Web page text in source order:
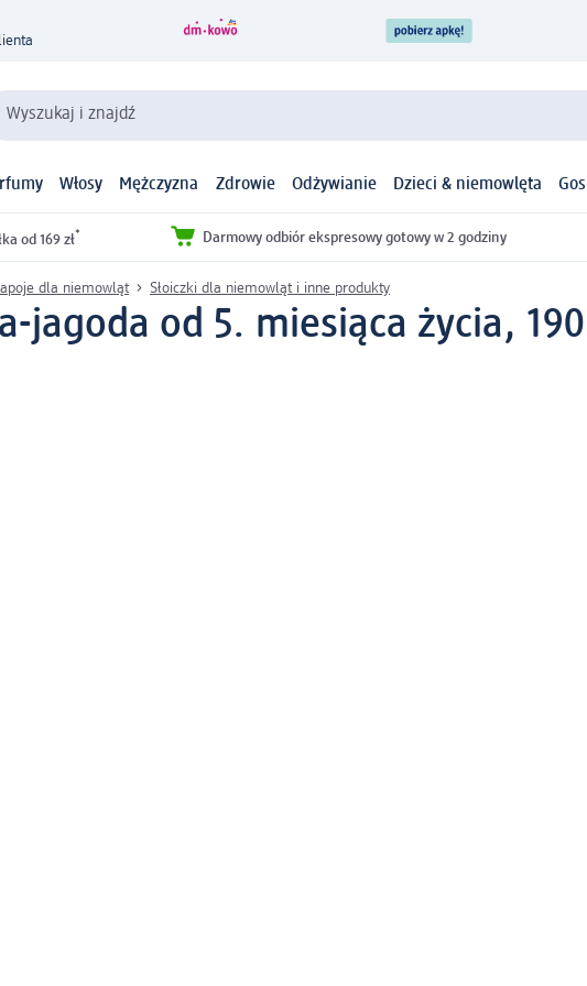
Wyszukaj i znajdź
Włosy Mężczyzna Zdrowie Odżywianie Dzieci & niemowlęta
od 169 zł* Darmowy odbiór ekspresowy gotowy w 2 godziny
dla niemowląt Słoiczki dla niemowląt i inne produkty
jagoda od 5. miesiąca życia,